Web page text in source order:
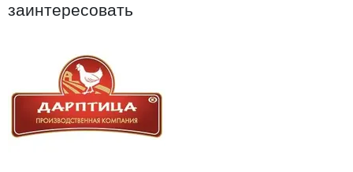
заинтересовать